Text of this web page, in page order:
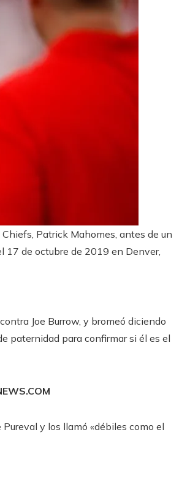
Patrick Mahomes, antes de un
17 de octubre de 2019 en Denver,
Joe Burrow, y bromeó diciendo
paternidad para confirmar si él es el
y los llamó «débiles como el